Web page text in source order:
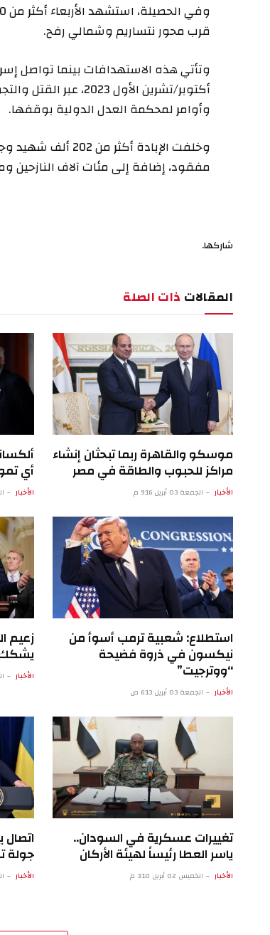
قرب محور نتساريم وشمالي رفح.
أكتوبر/تشرين الأول
وأوامر لمحكمة العدل الدولية بوقفها.
مفقود، إضافة إلى مئات آلاف النازحين
شاركها.
المقالات ذات الصلة
موسكو والقاهرة ربما تبحثان إنشاء
مراكز للحبوب والطاقة في مصر
الأخبار الجمعة 03 أبريل 9:16 م
أي
الأخبار
استطلاع: شعبية ترمب أسوأ من
نيكسون في ذروة فضيحة
“ووترجيت”
الأخبار الجمعة 03 أبريل 6:13 ص
زعيم
يشكك
الأخبار
تغييرات عسكرية في السودان..
ياسر العطا رئيساً لهيئة الأركان
الأخبار الخميس 02 أبريل 3:10 م
جولة
الأخبار